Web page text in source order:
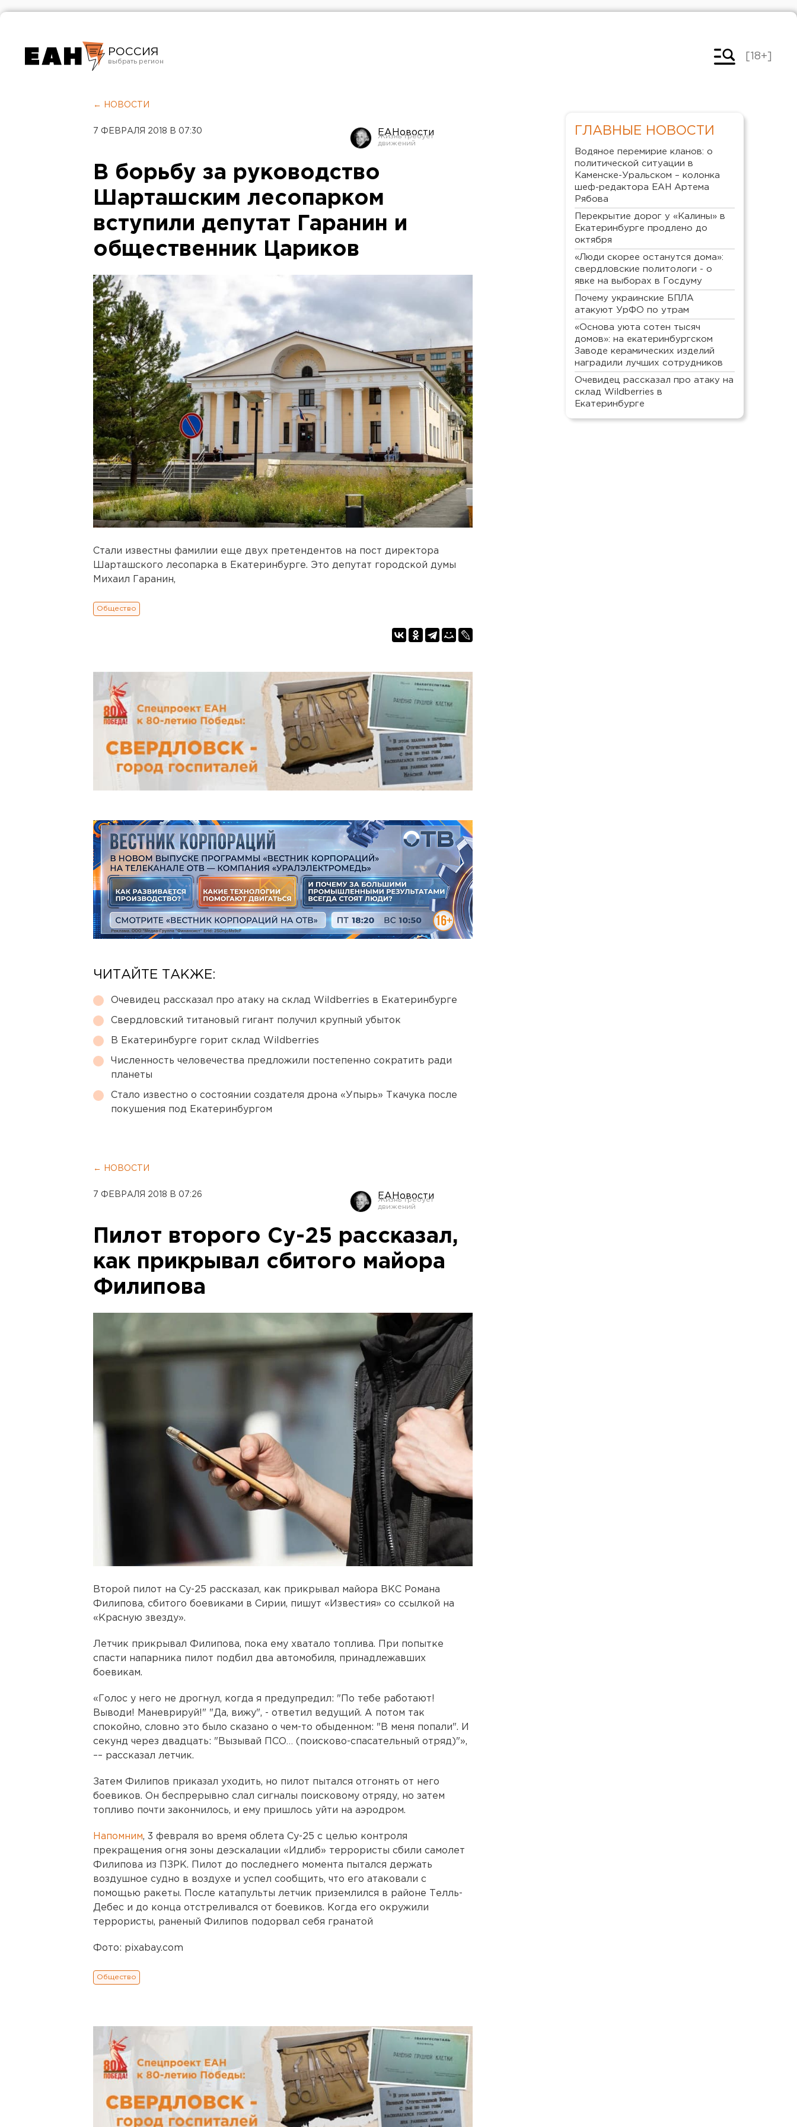
РОССИЯ
Челябинск
[18+]
← НОВОСТИ
7 ФЕВРАЛЯ 2018 В 07:30 ЕАНовости
В борьбу за руководство
Шарташским лесопарком
вступили депутат Гаранин и
общественник Цариков
Стали известны фамилии еще двух претендентов на пост директора
Шарташского лесопарка в Екатеринбурге. Это депутат городской думы
Михаил Гаранин,
Общество
ЧИТАЙТЕ ТАКЖЕ:
Очевидец рассказал про атаку на склад Wildberries в Екатеринбурге
Свердловский титановый гигант получил крупный убыток
В Екатеринбурге горит склад Wildberries
Численность человечества предложили постепенно сократить ради
планеты
Стало известно о состоянии создателя дрона «Упырь» Ткачука после
покушения под Екатеринбургом
← НОВОСТИ
7 ФЕВРАЛЯ 2018 В 07:26 ЕАНовости
Пилот второго Су-25 рассказал,
как прикрывал сбитого майора
Филипова
Второй пилот на Су-25 рассказал, как прикрывал майора ВКС Романа
Филипова, сбитого боевиками в Сирии, пишут «Известия» со ссылкой на
«Красную звезду».
Летчик прикрывал Филипова, пока ему хватало топлива. При попытке
спасти напарника пилот подбил два автомобиля, принадлежавших
боевикам.
«Голос у него не дрогнул, когда я предупредил: "По тебе работают!
Выводи! Маневрируй!" "Да, вижу", - ответил ведущий. А потом так
спокойно, словно это было сказано о чем-то обыденном: "В меня попали". И
секунд через двадцать: "Вызывай ПСО… (поисково-спасательный отряд)"»,
–– рассказал летчик.
Затем Филипов приказал уходить, но пилот пытался отгонять от него
боевиков. Он беспрерывно слал сигналы поисковому отряду, но затем
топливо почти закончилось, и ему пришлось уйти на аэродром.
Напомним, 3 февраля во время облета Су-25 с целью контроля
прекращения огня зоны деэскалации «Идлиб» террористы сбили самолет
Филипова из ПЗРК. Пилот до последнего момента пытался держать
воздушное судно в воздухе и успел сообщить, что его атаковали с
помощью ракеты. После катапульты летчик приземлился в районе Телль-
Дебес и до конца отстреливался от боевиков. Когда его окружили
террористы, раненый Филипов подорвал себя гранатой
Фото: pixabay.com
Общество
ГЛАВНЫЕ НОВОСТИ
Водяное перемирие кланов: о
политической ситуации в
Каменске-Уральском – колонка
шеф-редактора ЕАН Артема
Рябова
Перекрытие дорог у «Калины» в
Екатеринбурге продлено до
октября
«Люди скорее останутся дома»:
свердловские политологи - о
явке на выборах в Госдуму
Почему украинские БПЛА
атакуют УрФО по утрам
«Основа уюта сотен тысяч
домов»: на екатеринбургском
Заводе керамических изделий
наградили лучших сотрудников
Очевидец рассказал про атаку на
склад Wildberries в
Екатеринбурге